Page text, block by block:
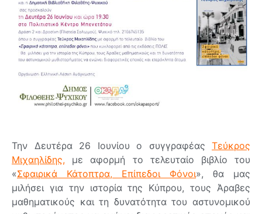
Την Δευτέρα 26 Ιουνίου ο συγγραφέας Τεύκρος
Μιχαηλίδης, με αφορμή το τελευταίο βιβλίο του
«Σφαιρικά Κάτοπτρα, Επίπεδοι Φόνοι», θα μας
μιλήσει για την ιστορία της Κύπρου, τους Άραβες
μαθηματικούς και τη δυνατότητα του αστυνομικού